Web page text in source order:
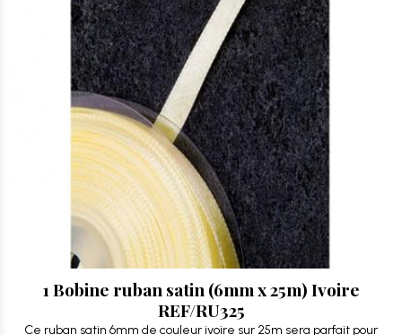
1 Bobine ruban satin (6mm x 25m) Ivoire
REF/RU325
Ce ruban satin 6mm de couleur ivoire sur 25m sera parfait pour